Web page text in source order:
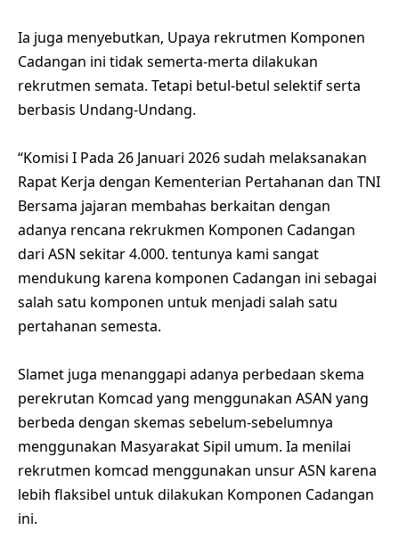
Ia juga menyebutkan, Upaya rekrutmen Komponen
Cadangan ini tidak semerta-merta dilakukan
rekrutmen semata. Tetapi betul-betul selektif serta
berbasis Undang-Undang.
“Komisi I Pada 26 Januari 2026 sudah melaksanakan
Rapat Kerja dengan Kementerian Pertahanan dan TNI
Bersama jajaran membahas berkaitan dengan
adanya rencana rekrukmen Komponen Cadangan
dari ASN sekitar 4.000. tentunya kami sangat
mendukung karena komponen Cadangan ini sebagai
salah satu komponen untuk menjadi salah satu
pertahanan semesta.
Slamet juga menanggapi adanya perbedaan skema
perekrutan Komcad yang menggunakan ASAN yang
berbeda dengan skemas sebelum-sebelumnya
menggunakan Masyarakat Sipil umum. Ia menilai
rekrutmen komcad menggunakan unsur ASN karena
lebih flaksibel untuk dilakukan Komponen Cadangan
ini.